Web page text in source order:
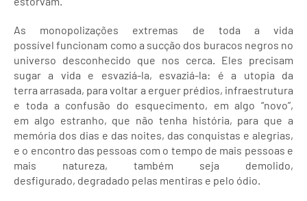
As monopolizações extremas de toda a vida
possível funcionam como a sucção dos buracos negros no
universo desconhecido que nos cerca. Eles precisam
sugar a vida e esvaziá-la, esvaziá-la: é a utopia da
terra arrasada, para voltar a erguer prédios, infraestrutura
e toda a confusão do esquecimento, em algo “novo”,
em algo estranho, que não tenha história, para que a
memória dos dias e das noites, das conquistas e alegrias,
e o encontro das pessoas com o tempo de mais pessoas e
mais natureza, também seja demolido,
desfigurado, degradado pelas mentiras e pelo ódio.